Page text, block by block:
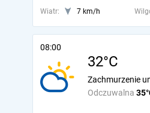
Wiatr: 7 km/h
08:00
32°C
Odczuwalna
Zachmurzenie